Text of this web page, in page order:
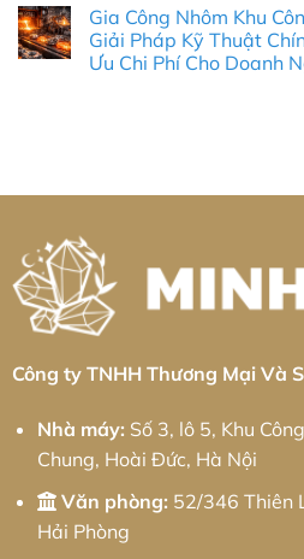
Diện
&
Thực
Chiến
2026
Chiên:
Tiêu
Chuẩn
Chính
kim
loại
tấm
Khu
bình
luận
ở
Gia
từ
Minh
Triệu
Gia Công Nhôm Khu
Giải Pháp Kỹ Thuật
Ưu Chi Phí Cho Doanh
Nhôm
Nghiệp
Cầu
Quan:
Giải
Pháp
Kỹ
Thuật
Xác
Và
Tối
Chi
Cho
Doanh
Nghiệp
Công ty TNHH Thương Mại Và
Nhà máy: Số 3, lô 5, Khu
Chung, Hoài Đức, Hà Nội
Văn phòng: 52/346 Thiên
Hải Phòng